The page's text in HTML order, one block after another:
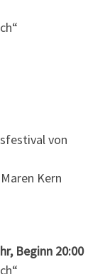
von
Kern
Beginn 20:00